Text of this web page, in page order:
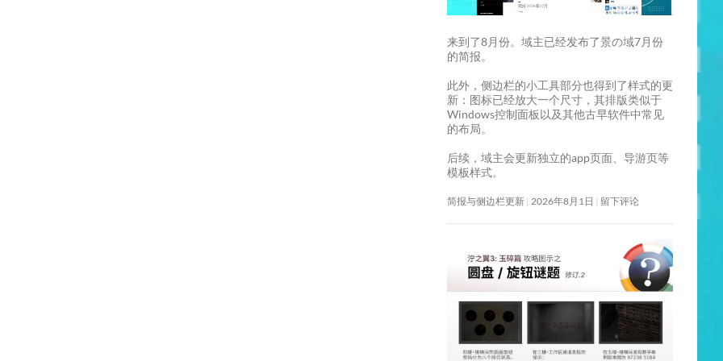
来到了8月份。域主已经发布了景の域7月份
的简报。
此外，侧边栏的小工具部分也得到了样式的更
新：图标已经放大一个尺寸，其排版类似于
Windows控制面板以及其他古早软件中常见
的布局。
后续，域主会更新独立的app页面、导游页等
模板样式。
简报与侧边栏更新 2026年8月1日 留下评论